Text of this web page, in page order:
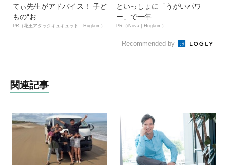
てぃ先生がアドバイス！ 子ど
もの“お...
PR（花王アタックキュキュット｜Hugkum）
といっしょに「うがいパワ
ー」で一年...
PR（iNova｜Hugkum）
Recommended by
関連記事